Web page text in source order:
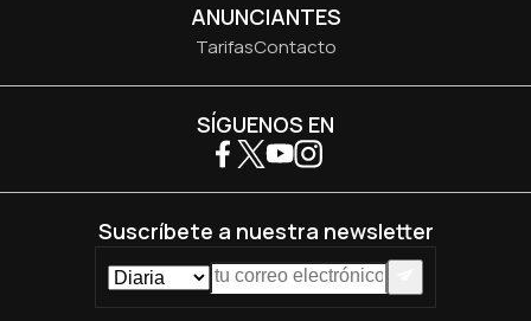
ANUNCIANTES
TarifasContacto
SÍGUENOS EN
Suscríbete a nuestra newsletter